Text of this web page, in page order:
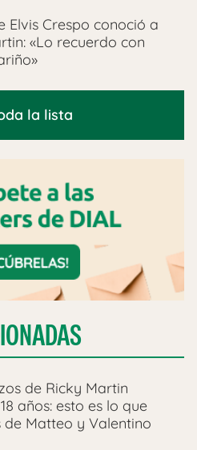
Elvis Crespo conoció a
«Lo recuerdo con
la lista
de Ricky Martin
años: esto es lo que
de Matteo y Valentino